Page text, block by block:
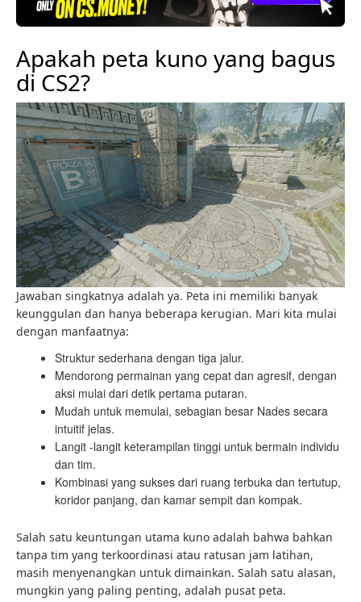
Apakah peta kuno yang bagus
di CS2?
Jawaban singkatnya adalah ya. Peta ini memiliki banyak
keunggulan dan hanya beberapa kerugian. Mari kita mulai
dengan manfaatnya:
Struktur sederhana dengan tiga jalur.
Mendorong permainan yang cepat dan agresif, dengan
aksi mulai dari detik pertama putaran.
Mudah untuk memulai, sebagian besar Nades secara
intuitif jelas.
Langit -langit keterampilan tinggi untuk bermain individu
dan tim.
Kombinasi yang sukses dari ruang terbuka dan tertutup,
koridor panjang, dan kamar sempit dan kompak.
Salah satu keuntungan utama kuno adalah bahwa bahkan
tanpa tim yang terkoordinasi atau ratusan jam latihan,
masih menyenangkan untuk dimainkan. Salah satu alasan,
mungkin yang paling penting, adalah pusat peta.